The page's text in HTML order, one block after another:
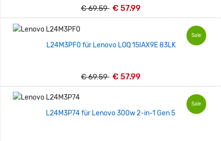
€ 69.59 € 57.99
Sale
L24M3PF0 für Lenovo LOQ 15IAX9E 83LK
€ 69.59 € 57.99
Sale
L24M3P74 für Lenovo 300w 2-in-1 Gen 5